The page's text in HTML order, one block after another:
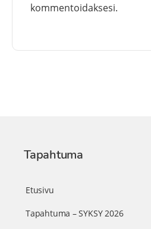
kommentoidaksesi.
Tapahtuma
Etusivu
Tapahtuma – SYKSY 2026